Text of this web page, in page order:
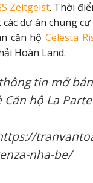
Zeitgeist. Thời
dự án chung
căn hộCelesta
Hoàn Land.
tin mở
Căn hộ La
nha-be/